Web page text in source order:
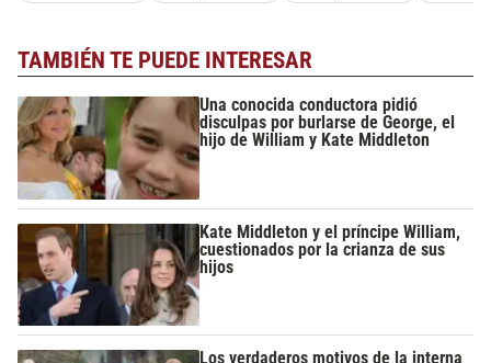
TAMBIÉN TE PUEDE INTERESAR
Una conocida conductora pidió
disculpas por burlarse de George, el
hijo de William y Kate Middleton
Kate Middleton y el príncipe William,
cuestionados por la crianza de sus
hijos
Los verdaderos motivos de la interna